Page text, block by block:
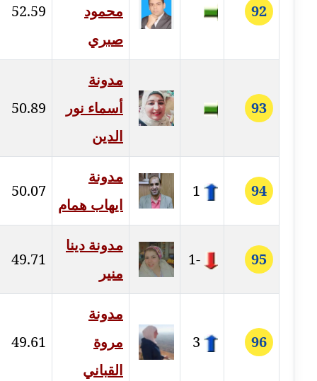
مدونة علا الأزوك
مدونة علي الصادق
مدونة علي الفشني
عاملة
عاملة
مدونة غادة زهران
عاملة
92
محمود
صبري
52.59
93
مدونة
أسماء نور
الدين
50.89
94
1
مدونة
ايهاب همام
50.07
95
-1
مدونة دينا
منير
49.71
96
3
مدونة
مروة
القباني
49.61